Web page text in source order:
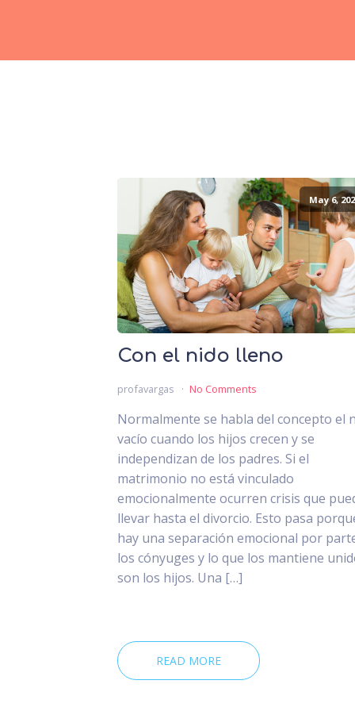
May 6,
Con el nido lleno
profavargas No Comments
Normalmente se habla del concepto el
vacío cuando los hijos crecen y se
independizan de los padres. Si el
matrimonio no está vinculado
emocionalmente ocurren crisis que
llevar hasta el divorcio. Esto pasa
hay una separación emocional por
los cónyuges y lo que los mantiene
son los hijos. Una […]
READ MORE